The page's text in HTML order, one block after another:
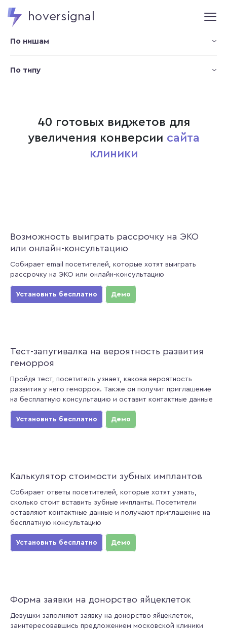
hoversignal
40 готовых виджетов для
увеличения конверсии сайта
клиники
По нишам
По типу
Возможность выиграть рассрочку на ЭКО
или онлайн-консультацию
Собирает email посетителей, которые хотят выиграть
рассрочку на ЭКО или онлайн-консультацию
Установить бесплатно Демо
Тест-запугивалка на вероятность развития
геморроя
Пройдя тест, посетитель узнает, какова вероятность
развития у него геморроя. Также он получит приглашение
на бесплатную консультацию и оставит контактные данные
Установить бесплатно Демо
Калькулятор стоимости зубных имплантов
Собирает ответы посетителей, которые хотят узнать,
сколько стоит вставить зубные импланты. Посетители
оставляют контактные данные и получают приглашение на
бесплатную консультацию
Установить бесплатно Демо
Форма заявки на донорство яйцеклеток
Девушки заполняют заявку на донорство яйцеклеток,
заинтересовавшись предложением московской клиники